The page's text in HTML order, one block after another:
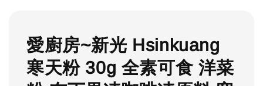
愛廚房~新光 Hsinkuang
寒天粉 30g 全素可食 洋菜